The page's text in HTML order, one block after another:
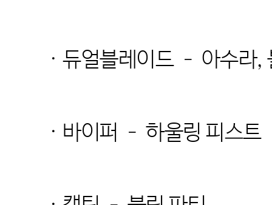
· 듀얼블레이드 – 아수라,
· 바이퍼 – 하울링 피스트